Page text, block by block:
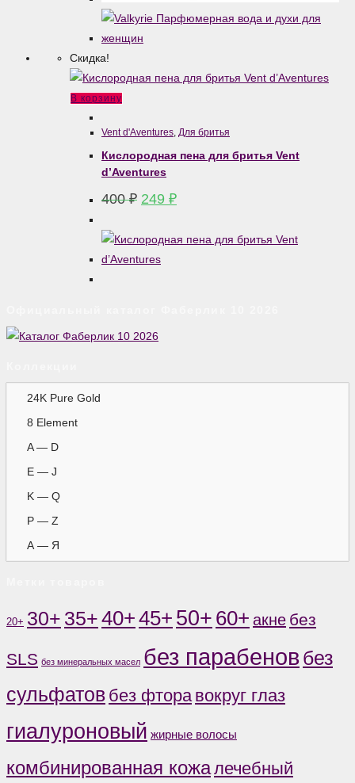
Скидка!
В корзину
Vent d'Aventures Для бритья
Кислородная пена для бритья Vent
d’Aventures
400₽ Первоначальная
цена
400 ₽.
249 ₽Текущая
цена:
24K Pure Gold
8 Element
A — D
E — J
K — Q
P — Z
А — Я
20+ 30+ 35+40+45+ 50+ 60+ акне без
SLS без минеральных масел без парабеновбез
сульфатов без фтора вокруг глаз
гиалуроновый жирные волосы
комбинированная кожалечебный